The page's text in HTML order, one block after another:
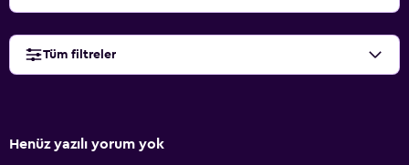
Tüm filtreler
Henüz yazılı yorum yok